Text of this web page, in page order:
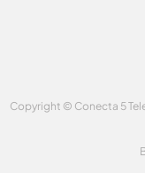
Copyright © Conecta 5